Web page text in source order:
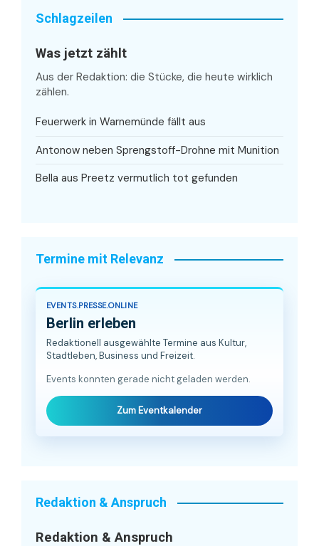
Schlagzeilen
Was jetzt zählt
Aus der Redaktion: die Stücke, die heute wirklich
zählen.
Feuerwerk in Warnemünde fällt aus
Antonow neben Sprengstoff-Drohne mit Munition
Bella aus Preetz vermutlich tot gefunden
Termine mit Relevanz
EVENTS.PRESSE.ONLINE
Berlin erleben
Redaktionell ausgewählte Termine aus Kultur,
Stadtleben, Business und Freizeit.
Events konnten gerade nicht geladen werden.
Zum Eventkalender
Redaktion & Anspruch
Redaktion & Anspruch